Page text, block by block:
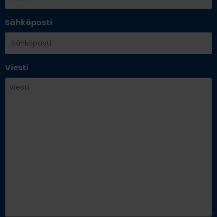
Sähköposti
Viesti